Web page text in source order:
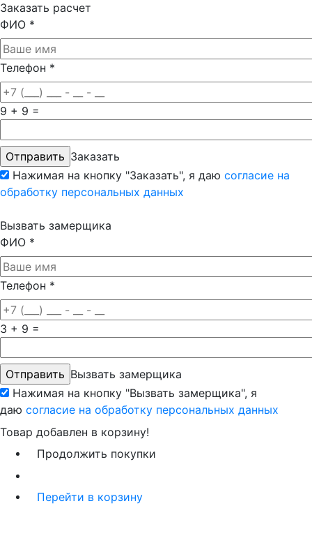
Заказать расчет
ФИО *
Телефон *
9 + 9 =
Заказать
Нажимая на кнопку "Заказать", я даю согласие на
обработку персональных данных
Вызвать замерщика
ФИО *
Телефон *
3 + 9 =
Вызвать замерщика
Нажимая на кнопку "Вызвать замерщика", я
даю согласие на обработку персональных данных
Товар добавлен в корзину!
Продолжить покупки
Перейти в корзину